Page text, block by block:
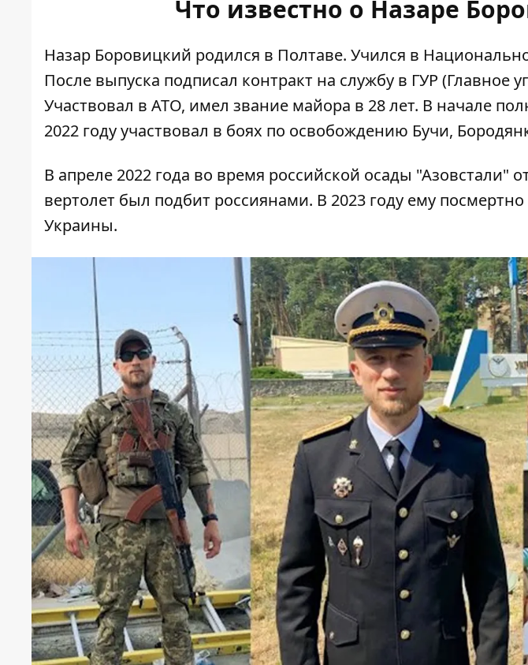
Что известно о Назаре
Назар Боровицкий родился в Полтаве. Учился в
После выпуска подписал контракт на службу в ГУР (Главное
Участвовал в АТО, имел звание майора в 28 лет. В начале
2022 году участвовал в боях по освобождению Бучи,
В апреле 2022 года во время российской осады "Азовстали"
вертолет был подбит россиянами. В 2023 году ему
Украины.